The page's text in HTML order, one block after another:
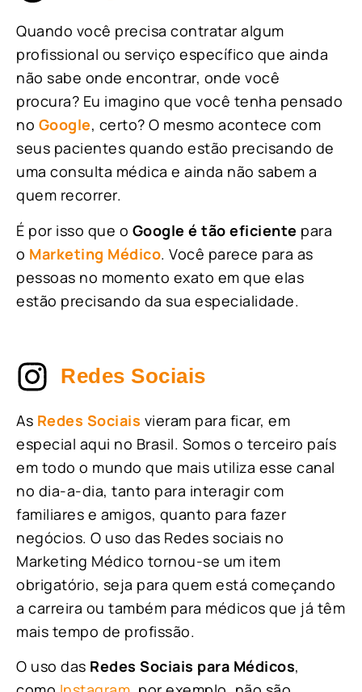
Quando você precisa contratar algum
profissional ou serviço específico que ainda
não sabe onde encontrar, onde você
procura? Eu imagino que você tenha pensado
no Google, certo? O mesmo acontece com
seus pacientes quando estão precisando de
uma consulta médica e ainda não sabem a
quem recorrer.
É por isso que o Google é tão eficiente para
o Marketing Médico. Você parece para as
pessoas no momento exato em que elas
estão precisando da sua especialidade.
Redes Sociais
As Redes Sociais vieram para ficar, em
especial aqui no Brasil. Somos o terceiro país
em todo o mundo que mais utiliza esse canal
no dia-a-dia, tanto para interagir com
familiares e amigos, quanto para fazer
negócios. O uso das Redes sociais no
Marketing Médico tornou-se um item
obrigatório, seja para quem está começando
a carreira ou também para médicos que já têm
mais tempo de profissão.
O uso das Redes Sociais para Médicos,